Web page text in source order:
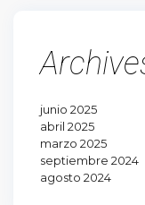
junio 2025
abril 2025
marzo 2025
septiembre 2024
agosto 2024